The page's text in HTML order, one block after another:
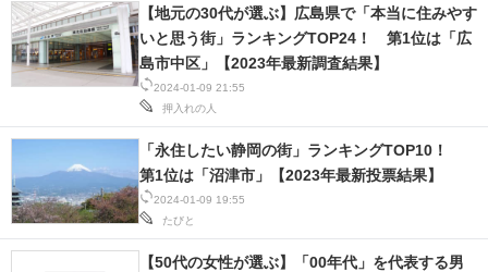
2024-01-09 21:55
押入れの人
【地元の30代が選ぶ】広島県で「本当に住みやす
いと思う街」ランキングTOP24！ 第1位は「広
島市中区」【2023年最新調査結果】
2024-01-09 19:55
たびと
「永住したい静岡の街」ランキングTOP10！
第1位は「沼津市」【2023年最新投票結果】
【50代の女性が選ぶ】「00年代」を代表する男